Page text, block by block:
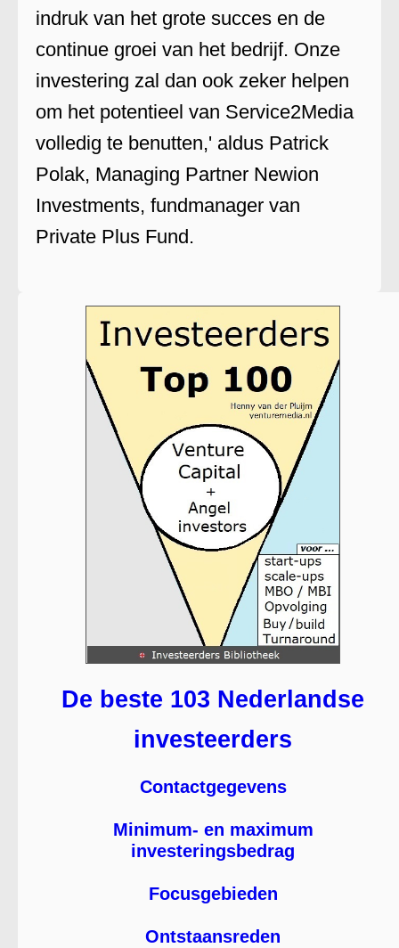
indruk van het grote succes en de
continue groei van het bedrijf. Onze
investering zal dan ook zeker helpen
om het potentieel van Service2Media
volledig te benutten,' aldus Patrick
Polak, Managing Partner Newion
Investments, fundmanager van
Private Plus Fund.
De beste 103 Nederlandse
investeerders
Contactgegevens
Minimum- en maximum
investeringsbedrag
Focusgebieden
Ontstaansreden